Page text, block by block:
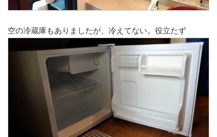
空の冷蔵庫もありましたが、冷えてない。役立たず